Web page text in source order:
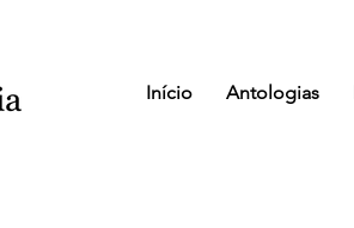
Início Antologias